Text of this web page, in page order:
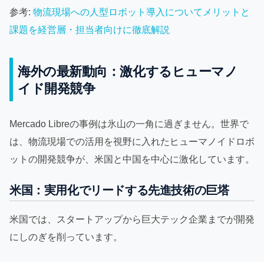
参考: 物流現場への人型ロボット導入についてメリットと
課題を経営層・担当者向けに徹底解説
海外の最新動向：激化するヒューマノ
イド開発競争
Mercado Libreの事例は氷山の一角に過ぎません。世界で
は、物流現場での活用を視野に入れたヒューマノイドロボ
ットの開発競争が、米国と中国を中心に激化しています。
米国：実用化でリードする先進技術の巨塔
米国では、スタートアップから巨大テック企業までが開発
にしのぎを削っています。